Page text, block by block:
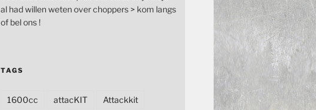
al had willen weten over choppers > kom langs
of bel ons !
TAGS
1600cc attacKIT Attackkit